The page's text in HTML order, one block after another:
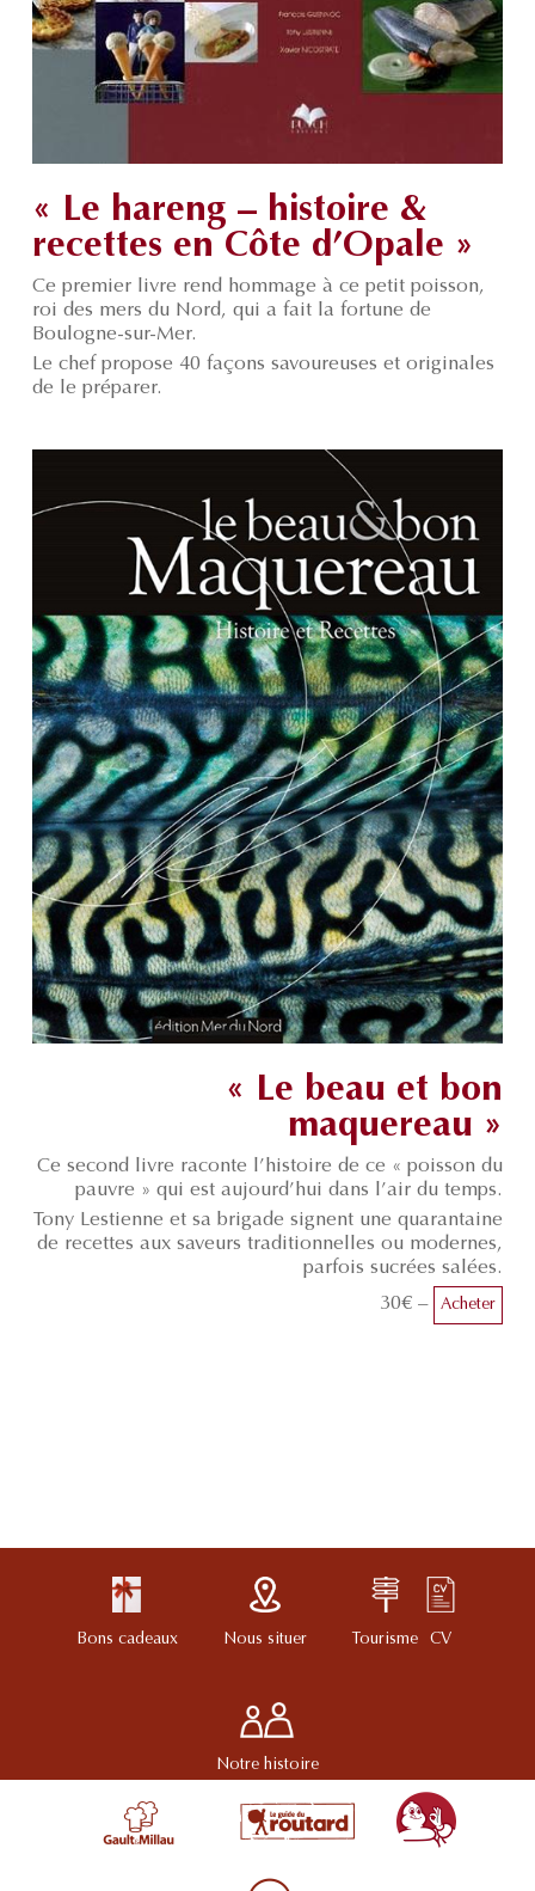
« Le hareng – histoire &
recettes en Côte d’Opale »
Ce premier livre rend hommage à ce petit poisson,
roi des mers du Nord, qui a fait la fortune de
Boulogne-sur-Mer.
Le chef propose 40 façons savoureuses et originales
de le préparer.
« Le beau et bon
maquereau »
Ce second livre raconte l’histoire de ce « poisson du
pauvre » qui est aujourd’hui dans l’air du temps.
Tony Lestienne et sa brigade signent une quarantaine
de recettes aux saveurs traditionnelles ou modernes,
parfois sucrées salées.
30€ –
Acheter
Bons cadeaux Nous situer Tourisme CV
Notre histoire